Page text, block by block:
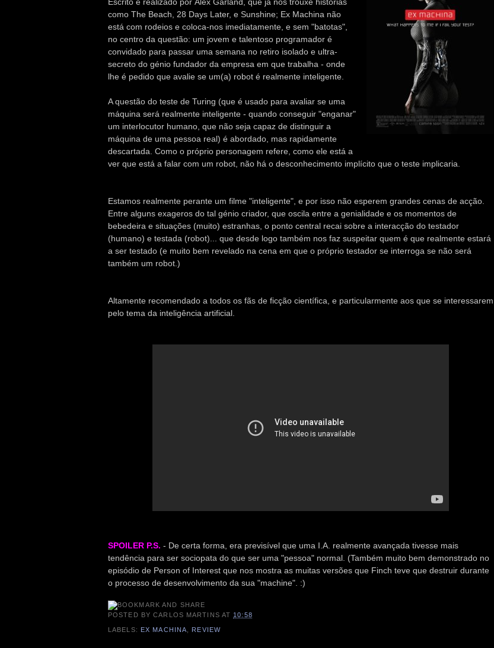
como The Beach, 28 Days Later, e Sunshine; Ex Machina não
está com rodeios e coloca-nos imediatamente, e sem "batotas",
no centro da questão: um jovem e talentoso programador é
convidado para passar uma semana no retiro isolado e ultra-
secreto do génio fundador da empresa em que trabalha - onde
lhe é pedido que avalie se um(a) robot é realmente inteligente.
A questão do teste de Turing (que é usado para avaliar se uma
máquina será realmente inteligente - quando conseguir "enganar"
um interlocutor humano, que não seja capaz de distinguir a
máquina de uma pessoa real) é abordado, mas rapidamente
descartada. Como o próprio personagem refere, como ele está a
ver que está a falar com um robot, não há o desconhecimento implícito que o teste implicaria.
Estamos realmente perante um filme "inteligente", e por isso não esperem grandes cenas de acção.
Entre alguns exageros do tal génio criador, que oscila entre a genialidade e os momentos de
bebedeira e situações (muito) estranhas, o ponto central recai sobre a interacção do testador
(humano) e testada (robot)... que desde logo também nos faz suspeitar quem é que realmente estará
a ser testado (e muito bem revelado na cena em que o próprio testador se interroga se não será
também um robot.)
Altamente recomendado a todos os fãs de ficção científica, e particularmente aos que se interessarem
pelo tema da inteligência artificial.
SPOILER P.S. - De certa forma, era previsível que uma I.A. realmente avançada tivesse mais
tendência para ser sociopata do que ser uma "pessoa" normal. (Também muito bem demonstrado no
episódio de Person of Interest que nos mostra as muitas versões que Finch teve que destruir durante
o processo de desenvolvimento da sua "machine". :)
POSTED BYCARLOS MARTINS AT 10:58
LABELS: EX MACHINA REVIEW